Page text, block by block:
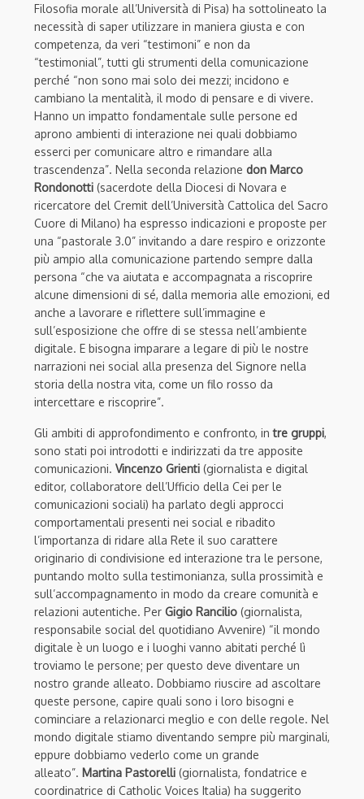
Filosofia morale all’Università di Pisa) ha sottolineato la
necessità di saper utilizzare in maniera giusta e con
competenza, da veri “testimoni” e non da
“testimonial”, tutti gli strumenti della comunicazione
perché “non sono mai solo dei mezzi; incidono e
cambiano la mentalità, il modo di pensare e di vivere.
Hanno un impatto fondamentale sulle persone ed
aprono ambienti di interazione nei quali dobbiamo
esserci per comunicare altro e rimandare alla
trascendenza”. Nella seconda relazione don Marco
Rondonotti (sacerdote della Diocesi di Novara e
ricercatore del Cremit dell’Università Cattolica del Sacro
Cuore di Milano) ha espresso indicazioni e proposte per
una “pastorale 3.0” invitando a dare respiro e orizzonte
più ampio alla comunicazione partendo sempre dalla
persona “che va aiutata e accompagnata a riscoprire
alcune dimensioni di sé, dalla memoria alle emozioni, ed
anche a lavorare e riflettere sull’immagine e
sull’esposizione che offre di se stessa nell’ambiente
digitale. E bisogna imparare a legare di più le nostre
narrazioni nei social alla presenza del Signore nella
storia della nostra vita, come un filo rosso da
intercettare e riscoprire”.
Gli ambiti di approfondimento e confronto, intre gruppi,
sono stati poi introdotti e indirizzati da tre apposite
comunicazioni. Vincenzo Grienti (giornalista e digital
editor, collaboratore dell’Ufficio della Cei per le
comunicazioni sociali) ha parlato degli approcci
comportamentali presenti nei social e ribadito
l’importanza di ridare alla Rete il suo carattere
originario di condivisione ed interazione tra le persone,
puntando molto sulla testimonianza, sulla prossimità e
sull’accompagnamento in modo da creare comunità e
relazioni autentiche. Per Gigio Rancilio (giornalista,
responsabile social del quotidiano Avvenire) “il mondo
digitale è un luogo e i luoghi vanno abitati perché lì
troviamo le persone; per questo deve diventare un
nostro grande alleato. Dobbiamo riuscire ad ascoltare
queste persone, capire quali sono i loro bisogni e
cominciare a relazionarci meglio e con delle regole. Nel
mondo digitale stiamo diventando sempre più marginali,
eppure dobbiamo vederlo come un grande
alleato”. Martina Pastorelli (giornalista, fondatrice e
coordinatrice di Catholic Voices Italia) ha suggerito